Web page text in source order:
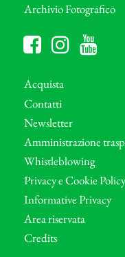
Archivio Fotografico
Acquista
Contatti
Newsletter
Amministrazione
Whistleblowing
Privacy e Cookie Policy
Informative Privacy
Area riservata
Credits